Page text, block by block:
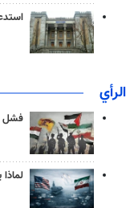
الرأي
فشل